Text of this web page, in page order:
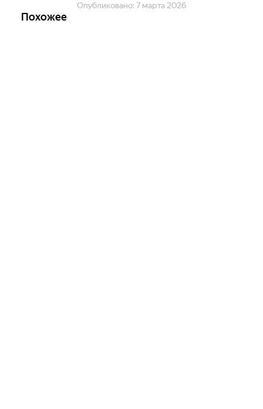
Опубликовано: 7 марта 2026
Похожее